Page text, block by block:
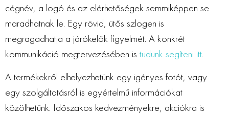
cégnév, a logó és az elérhetőségek semmiképpen se
maradhatnak le. Egy rövid, ütős szlogen is
megragadhatja a járókelők figyelmét. A konkrét
kommunikáció megtervezésében is tudunk segíteni itt.
A termékekről elhelyezhetünk egy igényes fotót, vagy
egy szolgáltatásról is egyértelmű információkat
közölhetünk. Időszakos kedvezményekre, akciókra is